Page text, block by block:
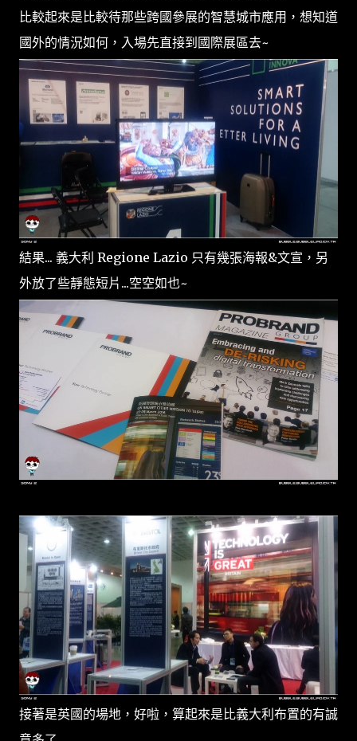
比較起來是比較待那些跨國參展的智慧城市應用，想知道
國外的情況如何，入場先直接到國際展區去~
結果... 義大利 Regione Lazio 只有幾張海報&文宣，另
外放了些靜態短片...空空如也~
接著是英國的場地，好啦，算起來是比義大利布置的有誠